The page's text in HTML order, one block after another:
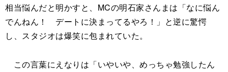
相当悩んだと明かすと、MCの明石家さんまは「なに悩ん
でんねん！ デートに決まってるやろ！」と逆に驚愕
し、スタジオは爆笑に包まれていた。
この言葉にえなりは「いやいや、めっちゃ勉強したん